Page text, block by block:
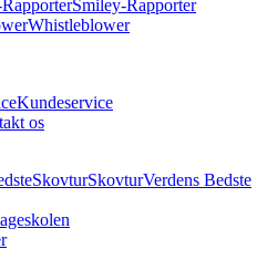
Smiley-Rapporter
Whistleblower
Kundeservice
os
SkovturSkovturVerdens Bedste